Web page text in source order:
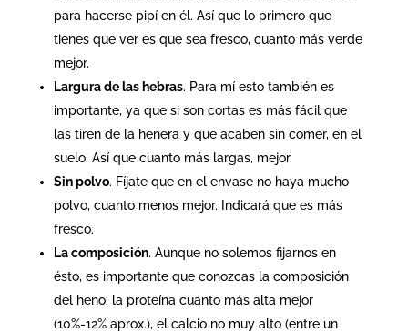
para hacerse pipí en él. Así que lo primero que
tienes que ver es que sea fresco, cuanto más verde
mejor.
Largura de las hebras. Para mí esto también es
importante, ya que si son cortas es más fácil que
las tiren de la henera y que acaben sin comer, en el
suelo. Así que cuanto más largas, mejor.
Sin polvo. Fíjate que en el envase no haya mucho
polvo, cuanto menos mejor. Indicará que es más
fresco.
La composición. Aunque no solemos fijarnos en
ésto, es importante que conozcas la composición
del heno: la proteína cuanto más alta mejor
(10%-12% aprox.), el calcio no muy alto (entre un